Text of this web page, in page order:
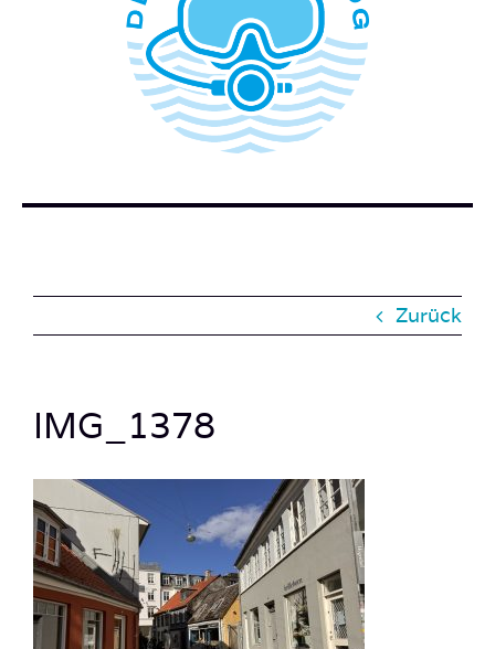
WER STECKT HINTER DEM TAUCHERBLOG?
BUCH BESTELLEN
Zurück
IMG_1378